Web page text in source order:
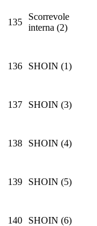
135
Scorrevole
interna (2)
136 SHOIN (1)
137 SHOIN (3)
138 SHOIN (4)
139 SHOIN (5)
140 SHOIN (6)